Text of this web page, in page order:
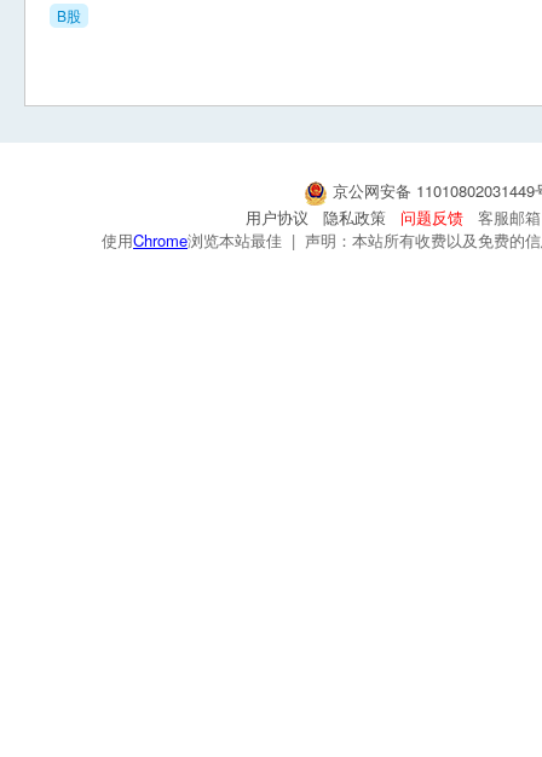
B股
京公网安备
用户协议
隐私政策 问题反馈
客服邮
使用Chrome浏览本站最佳 | 声明：本站所有收费以及免费的